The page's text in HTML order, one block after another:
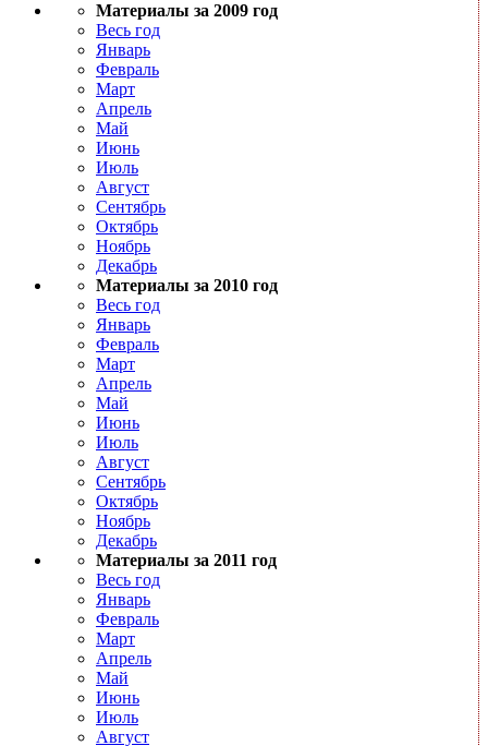
Материалы за 2009 год
Весь год
Январь
Февраль
Март
Апрель
Май
Июнь
Июль
Август
Сентябрь
Октябрь
Ноябрь
Декабрь
Материалы за 2010 год
Весь год
Январь
Февраль
Март
Апрель
Май
Июнь
Июль
Август
Сентябрь
Октябрь
Ноябрь
Декабрь
Материалы за 2011 год
Весь год
Январь
Февраль
Март
Апрель
Май
Июнь
Июль
Август